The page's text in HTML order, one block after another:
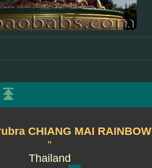
CHIANG MAI RAINBOW
''
Thailand